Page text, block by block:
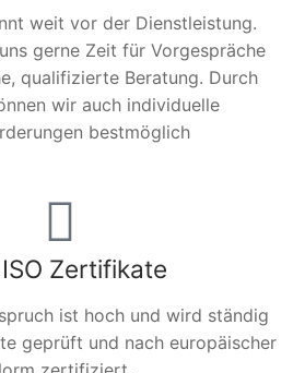
weit vor der Dienstleistung.
gerne Zeit für Vorgespräche
qualifizierte Beratung. Durch
wir auch individuelle
bestmöglich
Zertifikate
ist hoch und wird ständig
geprüft und nach europäischer